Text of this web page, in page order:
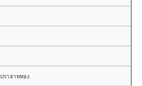
ราสาททอง